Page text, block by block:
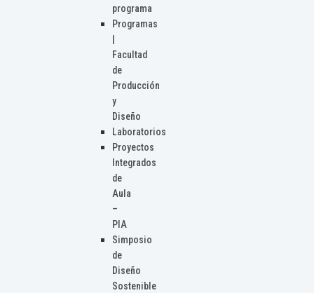
programa
Programas
Facultad
de
Producción
y
Diseño
Laboratorios
Proyectos
Integrados
de
Aula
–
PIA
Simposio
de
Diseño
Sostenible